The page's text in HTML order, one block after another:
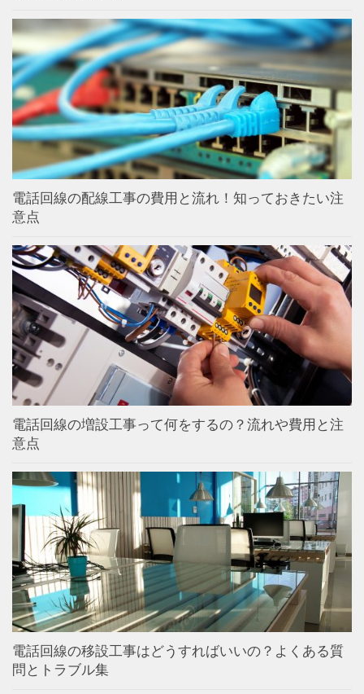
電話回線の配線工事の費用と流れ！知っておきたい注
意点
電話回線の増設工事って何をするの？流れや費用と注
意点
電話回線の移設工事はどうすればいいの？よくある質
問とトラブル集